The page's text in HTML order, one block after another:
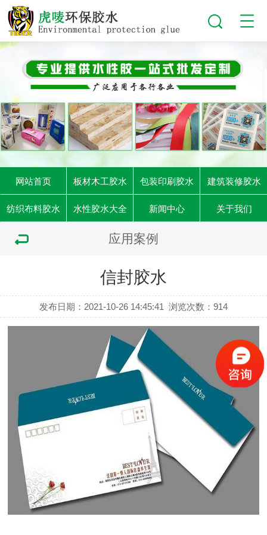
网站首页 板材木工胶水 包装印刷胶水 建筑装修胶水
纺织布料胶水 水性胶水大全 新闻中心 关于我们
应用案例
信封胶水
发布日期：2021-10-26 14:45:41 浏览次数：914